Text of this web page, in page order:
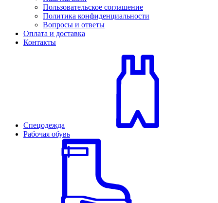
Пользовательское соглашение
Политика конфиденциальности
Вопросы и ответы
Оплата и доставка
Контакты
Спецодежда
Рабочая обувь